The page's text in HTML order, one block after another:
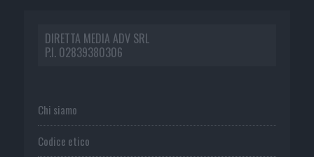
DIRETTA MEDIA ADV SRL
P.I. 02839380306
Chi siamo
Codice etico